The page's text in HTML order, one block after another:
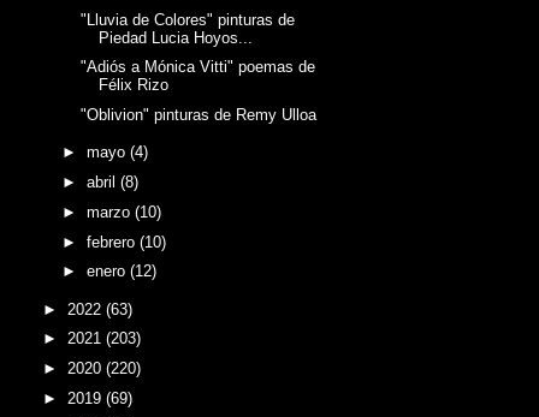
"Lluvia de Colores" pinturas de
Piedad Lucia Hoyos...
"Adiós a Mónica Vitti" poemas de
Félix Rizo
"Oblivion" pinturas de Remy Ulloa
► mayo (4)
► abril (8)
► marzo (10)
► febrero (10)
► enero (12)
► 2022 (63)
► 2021 (203)
► 2020 (220)
► 2019 (69)